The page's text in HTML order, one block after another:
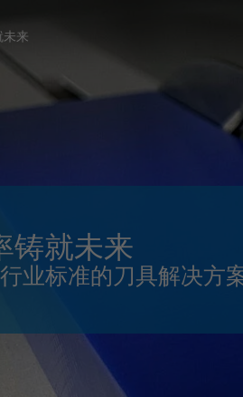
Magyarország
Malaysia
México
未来
铸就未来
业标准的刀具解决方